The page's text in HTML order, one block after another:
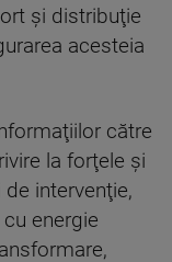
şi distribuţie
acesteia
către
la forţele şi
intervenţie,
energie